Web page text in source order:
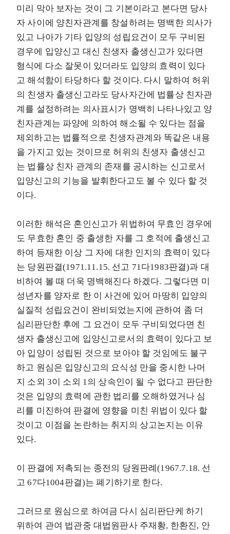
미리 막아 보자는 것이 그 기본이라고 본다면 당사
자 사이에 양친자관계를 창설하려는 명백한 의사가
있고 나아가 기타 입양의 성립요건이 모두 구비된
경우에 입양신고 대신 친생자 출생신고가 있다면
형식에 다소 잘못이 있더라도 입양의 효력이 있다
고 해석함이 타당하다 할 것이다. 다시 말하여 허위
의 친생자 출생신고라도 당사자간에 법률상 친자관
계를 설정하려는 의사표시가 명백히 나타나있고 양
친자관계는 파양에 의하여 해소될 수 있다는 점을
제외하고는 법률적으로 친생자관계와 똑같은 내용
을 가지고 있는 것이므로 허위의 친생자 출생신고
는 법률상 친자 관계의 존재를 공시하는 신고로서
입양신고의 기능을 발휘한다고도 볼 수 있다 할 것
이다.
이러한 해석은 혼인신고가 위법하여 무효인 경우에
도 무효한 혼인 중 출생한 자를 그 호적에 출생신고
하여 등재한 이상 그 자에 대한 인지의 효력이 있다
는 당원판결(1971.11.15. 선고 71다1983판결)과 대
비하여 볼 때 더욱 명백해진다 하겠다. 그렇다면 미
성년자를 양자로 한 이 사건에 있어 마땅히 입양의
실질적 성립요건이 완비되었는지에 관하여 좀 더
심리판단한 후에 그 요건이 모두 구비되었다면 친
생자 출생신고에 입양신고로서의 효력이 있다고 보
아 입양이 성립된 것으로 보아야 할 것임에도 불구
하고 원심은 입양신고의 요식성 만을 중시한 나머
지 소외 3이 소외 1의 상속인이 될 수 없다고 판단한
것은 입양의 효력에 관한 법리를 오해하였거나 심
리를 미진하여 판결에 영향을 미친 위법이 있다 할
것이고 이점을 논란하는 취지의 상고논지는 이유
있다.
이 판결에 저촉되는 종전의 당원판례(1967.7.18. 선
고 67다1004판결)는 폐기하기로 한다.
그러므로 원심으로 하여금 다시 심리판단케 하기
위하여 관여 법관중 대법원판사 주재황, 한환진, 안